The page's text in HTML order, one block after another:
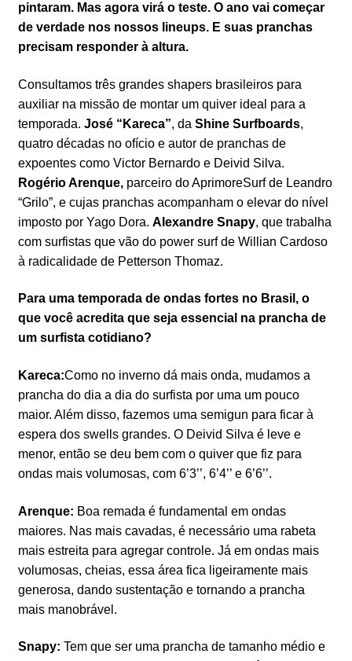
pintaram. Mas agora virá o teste. O ano vai começar
de verdade nos nossos lineups. E suas pranchas
precisam responder à altura.
Consultamos três grandes shapers brasileiros para
auxiliar na missão de montar um quiver ideal para a
temporada. José “Kareca”, da Shine Surfboards,
quatro décadas no ofício e autor de pranchas de
expoentes como Victor Bernardo e Deivid Silva.
Rogério Arenque,parceiro do AprimoreSurf de Leandro
“Grilo”, e cujas pranchas acompanham o elevar do nível
imposto por Yago Dora. Alexandre Snapy, que trabalha
com surfistas que vão do power surf de Willian Cardoso
à radicalidade de Petterson Thomaz.
Para uma temporada de ondas fortes no Brasil, o
que você acredita que seja essencial na prancha de
um surfista cotidiano?
Kareca:Como no inverno dá mais onda, mudamos a
prancha do dia a dia do surfista por uma um pouco
maior. Além disso, fazemos uma semigun para ficar à
espera dos swells grandes. O Deivid Silva é leve e
menor, então se deu bem com o quiver que fiz para
ondas mais volumosas, com 6’3’’, 6’4’’ e 6’6’’.
Arenque: Boa remada é fundamental em ondas
maiores. Nas mais cavadas, é necessário uma rabeta
mais estreita para agregar controle. Já em ondas mais
volumosas, cheias, essa área fica ligeiramente mais
generosa, dando sustentação e tornando a prancha
mais manobrável.
Snapy: Tem que ser uma prancha de tamanho médio e